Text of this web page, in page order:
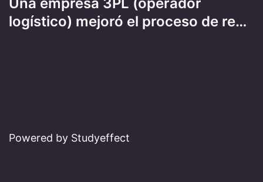
logístico) mejoró el proceso de re…
Powered by Studyeffect